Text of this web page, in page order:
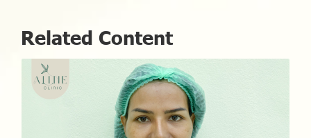
Related Content